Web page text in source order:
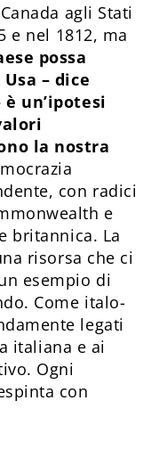
agli Stati
e nel 1812, ma
possa
– dice
un’ipotesi
la nostra
con radici
e
britannica. La
risorsa che ci
esempio di
Come italo-
legati
italiana e ai
Ogni
con